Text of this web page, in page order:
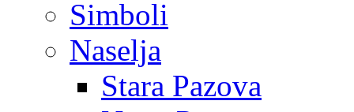
Simboli
Naselja
Stara Pazova